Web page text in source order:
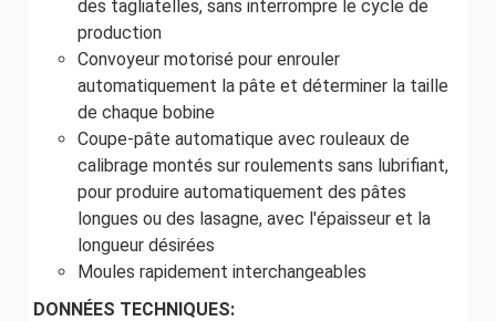
des tagliatelles, sans interrompre le cycle de
production
Convoyeur motorisé pour enrouler
automatiquement la pâte et déterminer la taille
de chaque bobine
Coupe-pâte automatique avec rouleaux de
calibrage montés sur roulements sans lubrifiant,
pour produire automatiquement des pâtes
longues ou des lasagne, avec l'épaisseur et la
longueur désirées
Moules rapidement interchangeables
DONNÉES TECHNIQUES: